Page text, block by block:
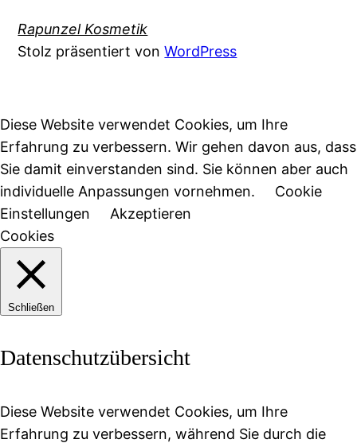
Rapunzel Kosmetik
Stolz präsentiert vonWordPress
Diese Website verwendet Cookies, um Ihre
Erfahrung zu verbessern. Wir gehen davon aus, dass
Sie damit einverstanden sind. Sie können aber auch
individuelle Anpassungen vornehmen.
Cookie
Einstellungen
Akzeptieren
Cookies
Schließen
Datenschutzübersicht
Diese Website verwendet Cookies, um Ihre
Erfahrung zu verbessern, während Sie durch die